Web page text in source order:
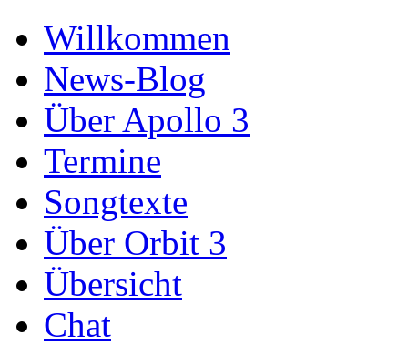
Willkommen
News-Blog
Über Apollo 3
Termine
Songtexte
Über Orbit 3
Übersicht
Chat